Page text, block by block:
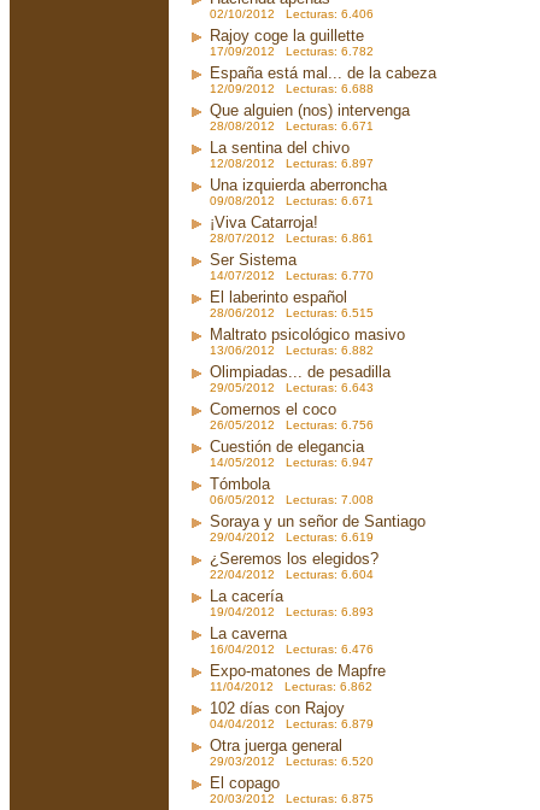
02/10/2012 Lecturas: 6.406
Rajoy coge la guillette
17/09/2012 Lecturas: 6.782
España está mal... de la cabeza
12/09/2012 Lecturas: 6.688
Que alguien (nos) intervenga
28/08/2012 Lecturas: 6.671
La sentina del chivo
12/08/2012 Lecturas: 6.897
Una izquierda aberroncha
09/08/2012 Lecturas: 6.671
¡Viva Catarroja!
28/07/2012 Lecturas: 6.861
Ser Sistema
14/07/2012 Lecturas: 6.770
El laberinto español
28/06/2012 Lecturas: 6.515
Maltrato psicológico masivo
13/06/2012 Lecturas: 6.882
Olimpiadas... de pesadilla
29/05/2012 Lecturas: 6.643
Comernos el coco
26/05/2012 Lecturas: 6.756
Cuestión de elegancia
14/05/2012 Lecturas: 6.947
Tómbola
06/05/2012 Lecturas: 7.008
Soraya y un señor de Santiago
29/04/2012 Lecturas: 6.619
¿Seremos los elegidos?
22/04/2012 Lecturas: 6.604
La cacería
19/04/2012 Lecturas: 6.893
La caverna
16/04/2012 Lecturas: 6.476
Expo-matones de Mapfre
11/04/2012 Lecturas: 6.862
102 días con Rajoy
04/04/2012 Lecturas: 6.879
Otra juerga general
29/03/2012 Lecturas: 6.520
El copago
20/03/2012 Lecturas: 6.875